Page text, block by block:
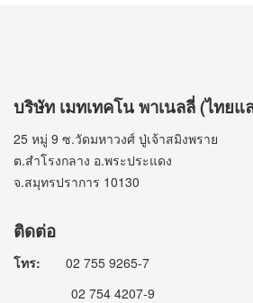
บริษัท เมทเทคโน พาเนลลี่ (ไทย
25 หมู่ 9 ซ.วัดมหาวงศ์ ปู่เจ้าสมิงพราย
ต.สำโรงกลาง อ.พระประแดง
จ.สมุทรปราการ 10130
ติดต่อ
โทร: 02 755 9265-7
02 754 4207-9